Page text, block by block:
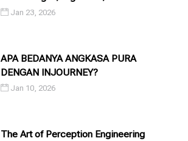
Saling Menatap
Jan 23, 2026
APA BEDANYA ANGKASA PURA
DENGAN INJOURNEY?
Jan 10, 2026
The Art of Perception Engineering